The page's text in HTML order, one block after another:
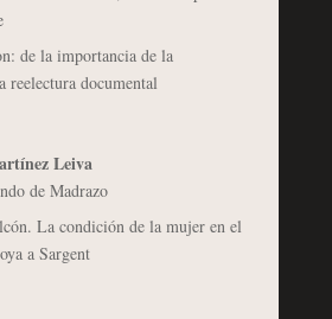
de la importancia de la
reelectura documental
Leiva
de Madrazo
La condición de la mujer en el
a Sargent